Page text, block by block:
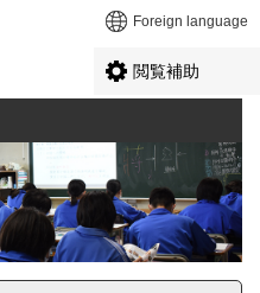
して本文へ Foreign language
閲覧補助